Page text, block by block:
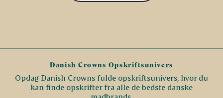
Danish Crowns Opskriftsunivers
Opdag Danish Crowns fulde opskriftsunivers, hvor du
kan finde opskrifter fra alle de bedste danske
madbrands.